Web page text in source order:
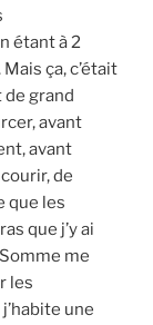
étant à 2
ça, c’était
de grand
avant
avant
de
que les
que j’y ai
me
les
une